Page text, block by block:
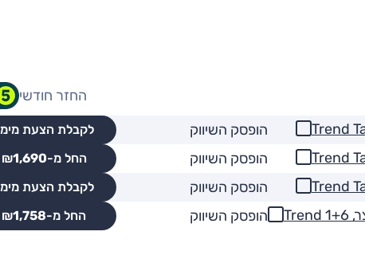
החזר חודשי
הופסק השיווק לקבלת הצעת
הופסק השיווק החל מ-₪1,690
הופסק השיווק לקבלת הצעת
הופסק השיווק החל מ-₪1,758